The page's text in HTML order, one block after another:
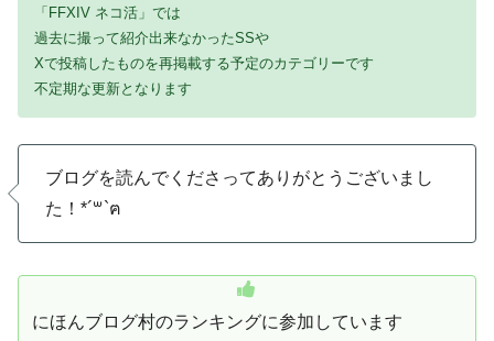
「FFXIV ネコ活」では
過去に撮って紹介出来なかったSSや
Xで投稿したものを再掲載する予定のカテゴリーです
不定期な更新となります
ブログを読んでくださってありがとうございまし
た！*´꒳`ฅ
にほんブログ村のランキングに参加しています